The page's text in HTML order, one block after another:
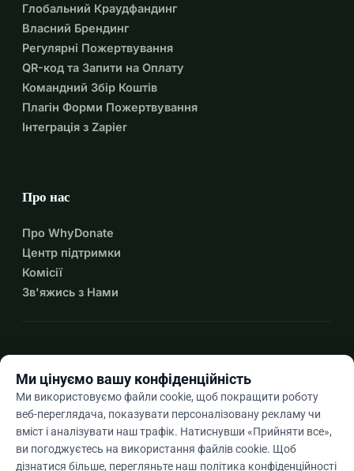
Глобальний Краудфандинг
Власний Брендинг
Регулярні Пожертвування
QR-код та Запити на Оплату
Командний Збір Коштів
Плагін Форми Пожертвування
Інтеграція з Zapier
Про нас
Про WhyDonate
Центр підтримки
Комісії
Зв'яжись з Нами
Ukarrow_drop_down
Ми цінуємо вашу конфіденційність
Ми використовуємо файли cookie, щоб покращити роботу
веб-переглядача, показувати персоналізовану рекламу чи
вміст і аналізувати наш трафік. Натиснувши «Прийняти все»,
ви погоджуєтесь на використання файлів cookie. Щоб
дізнатися більше, перегляньте наш політика конфіденційності